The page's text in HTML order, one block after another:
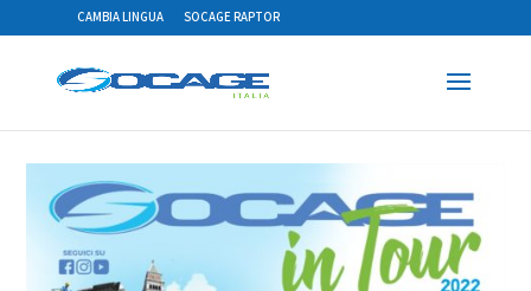
CAMBIA LINGUA SOCAGE RAPTOR